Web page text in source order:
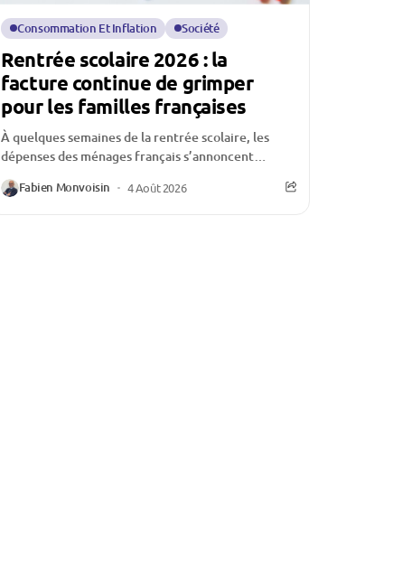
Consommation Et Inflation Société
Rentrée scolaire 2026 : la
facture continue de grimper
pour les familles françaises
À quelques semaines de la rentrée scolaire, les
dépenses des ménages français s’annoncent
particulièrement élevées. Entre les fournitures,
les vêtements, les équipements numériques,...
Fabien Monvoisin 4 Août 2026